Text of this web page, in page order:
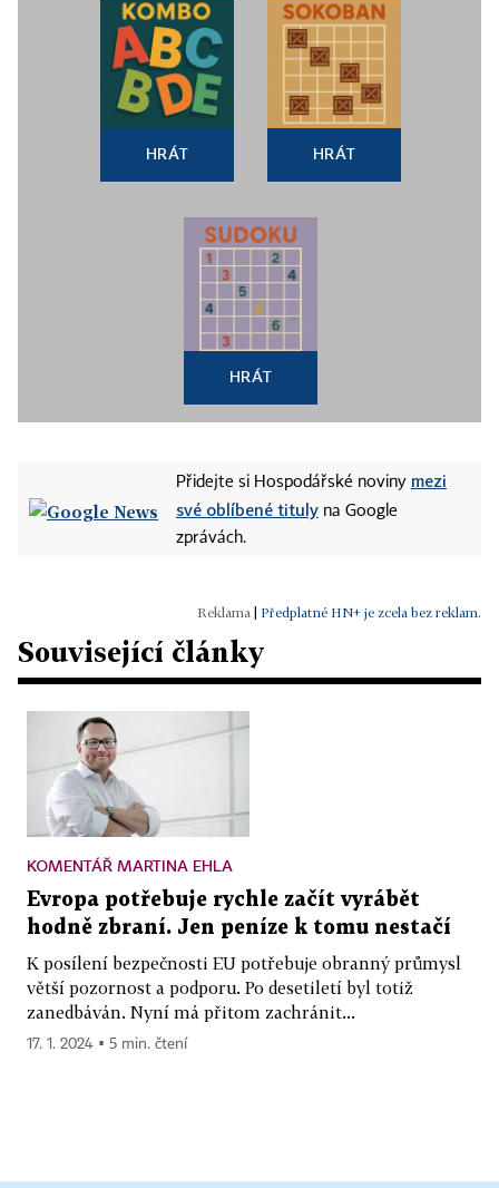
HRÁT HRÁT
HRÁT
Přidejte si Hospodářské noviny mezi
své oblíbené tituly na Google
zprávách.
Předplatné HN+ je zcela bez reklam.
Související články
KOMENTÁŘ MARTINA EHLA
Evropa potřebuje rychle začít vyrábět
hodně zbraní. Jen peníze k tomu nestačí
K posílení bezpečnosti EU potřebuje obranný průmysl
větší pozornost a podporu. Po desetiletí byl totiž
zanedbáván. Nyní má přitom zachránit...
17. 1. 2024 ▪ 5 min. čtení